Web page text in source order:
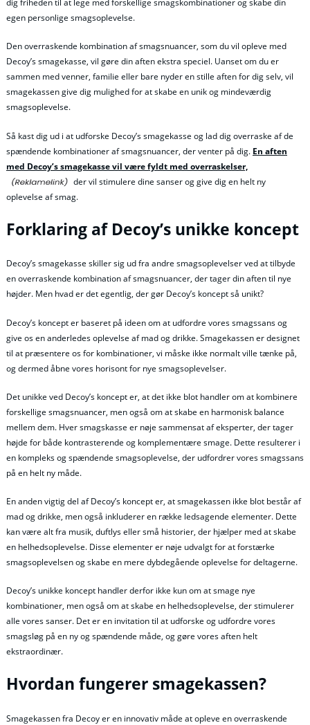
dig friheden til at lege med forskellige smagskombinationer og skabe din
egen personlige smagsoplevelse.
Den overraskende kombination af smagsnuancer, som du vil opleve med
Decoy’s smagekasse, vil gøre din aften ekstra speciel. Uanset om du er
sammen med venner, familie eller bare nyder en stille aften for dig selv, vil
smagekassen give dig mulighed for at skabe en unik og mindeværdig
smagsoplevelse.
Så kast dig ud i at udforske Decoy’s smagekasse og lad dig overraske af de
spændende kombinationer af smagsnuancer, der venter på dig. En aften
med Decoy’s smagekasse vil være fyldt med overraskelser,
der vil stimulere dine sanser og give dig en helt ny
oplevelse af smag.
Forklaring af Decoy’s unikke koncept
Decoy’s smagekasse skiller sig ud fra andre smagsoplevelser ved at tilbyde
en overraskende kombination af smagsnuancer, der tager din aften til nye
højder. Men hvad er det egentlig, der gør Decoy’s koncept så unikt?
Decoy’s koncept er baseret på ideen om at udfordre vores smagssans og
give os en anderledes oplevelse af mad og drikke. Smagekassen er designet
til at præsentere os for kombinationer, vi måske ikke normalt ville tænke på,
og dermed åbne vores horisont for nye smagsoplevelser.
Det unikke ved Decoy’s koncept er, at det ikke blot handler om at kombinere
forskellige smagsnuancer, men også om at skabe en harmonisk balance
mellem dem. Hver smagskasse er nøje sammensat af eksperter, der tager
højde for både kontrasterende og komplementære smage. Dette resulterer i
en kompleks og spændende smagsoplevelse, der udfordrer vores smagssans
på en helt ny måde.
En anden vigtig del af Decoy’s koncept er, at smagekassen ikke blot består af
mad og drikke, men også inkluderer en række ledsagende elementer. Dette
kan være alt fra musik, duftlys eller små historier, der hjælper med at skabe
en helhedsoplevelse. Disse elementer er nøje udvalgt for at forstærke
smagsoplevelsen og skabe en mere dybdegående oplevelse for deltagerne.
Decoy’s unikke koncept handler derfor ikke kun om at smage nye
kombinationer, men også om at skabe en helhedsoplevelse, der stimulerer
alle vores sanser. Det er en invitation til at udforske og udfordre vores
smagsløg på en ny og spændende måde, og gøre vores aften helt
ekstraordinær.
Hvordan fungerer smagekassen?
Smagekassen fra Decoy er en innovativ måde at opleve en overraskende